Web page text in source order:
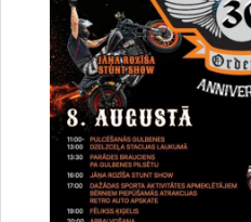
Sniegt
Esi pirmais,